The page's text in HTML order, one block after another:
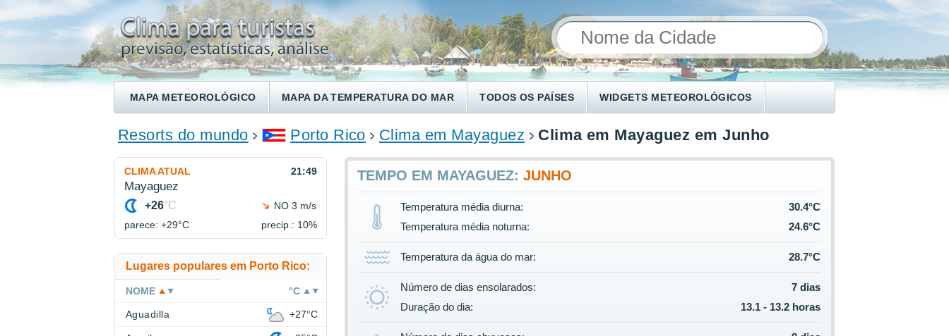
MAPA METEOROLÓGICO MAPA DA TEMPERATURA DO MAR TODOS OS PAÍSES WIDGETS METEOROLÓGICOS
ENCONTRE UM HOTEL
Resorts do mundo Porto Rico Clima em Mayaguez Clima em Mayaguez em Junho
TEMPO EM MAYAGUEZ:JUNHO
Temperatura média diurna:
30.4°C
Temperatura média noturna:
24.6°C
Temperatura da água do mar: 28.7°C
Número de dias ensolarados:
7 dias
Duração do dia:
13.1 - 13.2 horas
CLIMA ATUAL 21:49
Mayaguez
+26°C
NO 3 m/s
parece: +29°C precip.: 10%
Lugares populares em Porto Rico:
NOME °C
Aguadilla +27°C